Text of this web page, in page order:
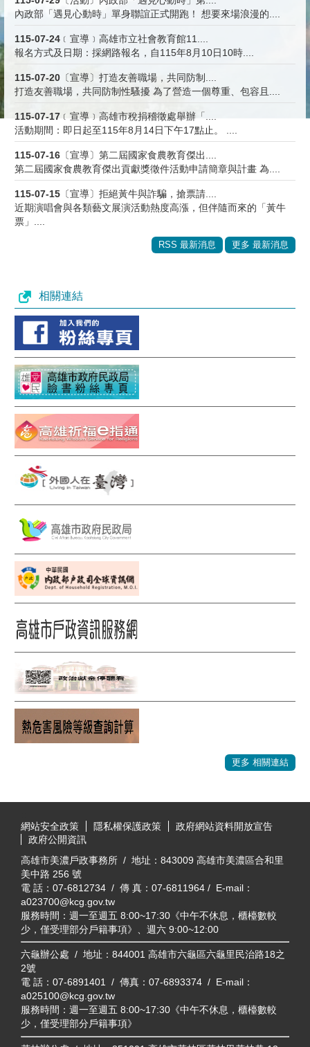
內政部「遇見心動時」單身聯誼正式開跑！ 想要來場浪漫的....
115-07-24 ﹝宣導﹞高雄市立社會教育館11....
報名方式及日期：採網路報名，自115年8月10日10時....
115-07-20 〔宣導〕打造友善職場，共同防制....
打造友善職場，共同防制性騷擾 為了營造一個尊重、包容且....
115-07-17 ﹝宣導﹞高雄市稅捐稽徵處舉辦「....
活動期間：即日起至115年8月14日下午17點止。 ....
115-07-16 〔宣導〕第二屆國家食農教育傑出....
第二屆國家食農教育傑出貢獻獎徵件活動申請簡章與計畫 為....
115-07-15 〔宣導〕拒絕黃牛與詐騙，搶票請....
近期演唱會與各類藝文展演活動熱度高漲，但伴隨而來的「黃牛
票」....
RSS 最新消息 更多 最新消息
相關連結
更多 相關連結
網站安全政策
隱私權保護政策
政府網站資料開放宣告
政府公開資訊
高雄市美濃戶政事務所 / 地址：843009 高雄市美濃區合和里
美中路 256 號
電 話：07-6812734 / 傳 真：07-6811964 / E-mail：
a023700@kcg.gov.tw
服務時間：週一至週五 8:00~17:30《中午不休息，櫃檯數較
少，僅受理部分戶籍事項》、週六 9:00~12:00
六龜辦公處 / 地址：844001 高雄市六龜區六龜里民治路18之
2號
電 話：07-6891401 / 傳真：07-6893374 / E-mail：
a025100@kcg.gov.tw
服務時間：週一至週五 8:00~17:30《中午不休息，櫃檯數較
少，僅受理部分戶籍事項》